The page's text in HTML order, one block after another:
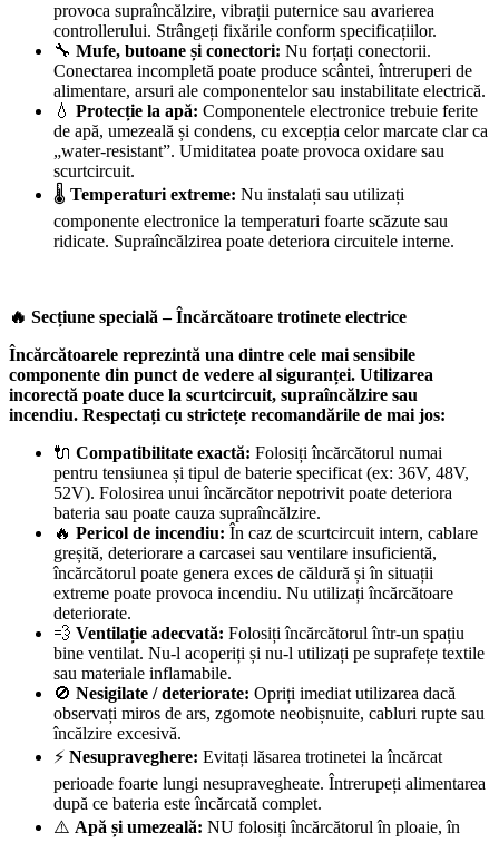
provoca supraîncălzire, vibrații puternice sau avarierea
controllerului. Strângeți fixările conform specificațiilor.
🔧 Mufe, butoane și conectori: Nu forțați conectorii.
Conectarea incompletă poate produce scântei, întreruperi de
alimentare, arsuri ale componentelor sau instabilitate electrică.
💧 Protecție la apă: Componentele electronice trebuie ferite
de apă, umezeală și condens, cu excepția celor marcate clar ca
„water-resistant”. Umiditatea poate provoca oxidare sau
scurtcircuit.
🌡️ Temperaturi extreme: Nu instalați sau utilizați
componente electronice la temperaturi foarte scăzute sau
ridicate. Supraîncălzirea poate deteriora circuitele interne.
🔥 Secțiune specială – Încărcătoare trotinete electrice
Încărcătoarele reprezintă una dintre cele mai sensibile
componente din punct de vedere al siguranței. Utilizarea
incorectă poate duce la scurtcircuit, supraîncălzire sau
incendiu. Respectați cu strictețe recomandările de mai jos:
🔌 Compatibilitate exactă: Folosiți încărcătorul numai
pentru tensiunea și tipul de baterie specificat (ex: 36V, 48V,
52V). Folosirea unui încărcător nepotrivit poate deteriora
bateria sau poate cauza supraîncălzire.
🔥 Pericol de incendiu: În caz de scurtcircuit intern, cablare
greșită, deteriorare a carcasei sau ventilare insuficientă,
încărcătorul poate genera exces de căldură și în situații
extreme poate provoca incendiu. Nu utilizați încărcătoare
deteriorate.
💨 Ventilație adecvată: Folosiți încărcătorul într-un spațiu
bine ventilat. Nu-l acoperiți și nu-l utilizați pe suprafețe textile
sau materiale inflamabile.
🚫 Nesigilate / deteriorate: Opriți imediat utilizarea dacă
observați miros de ars, zgomote neobișnuite, cabluri rupte sau
încălzire excesivă.
⚡ Nesupraveghere: Evitați lăsarea trotinetei la încărcat
perioade foarte lungi nesupravegheate. Întrerupeți alimentarea
după ce bateria este încărcată complet.
⚠️ Apă și umezeală: NU folosiți încărcătorul în ploaie, în